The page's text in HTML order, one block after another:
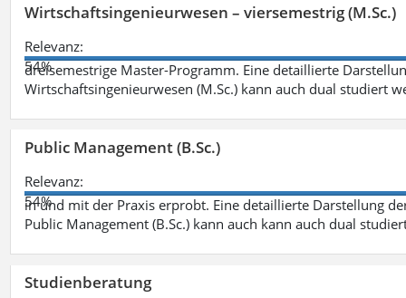
Wirtschaftsingenieurwesen – viersemestrig (M.Sc.)
Relevanz:
54%
dreisemestrige Master-Programm. Eine detaillierte
Wirtschaftsingenieurwesen (M.Sc.) kann auch dual studiert
Public Management (B.Sc.)
Relevanz:
54%
in und mit der Praxis erprobt. Eine detaillierte Darstellung
Public Management (B.Sc.) kann auch kann auch dual
Studienberatung